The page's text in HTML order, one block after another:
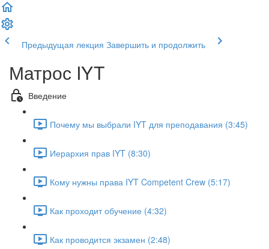
Предыдущая лекция Завершить и продолжить
Матрос IYT
Введение
Почему мы выбрали IYT для преподавания (3:45)
Иерархия прав IYT (8:30)
Кому нужны права IYT Competent Crew (5:17)
Как проходит обучение (4:32)
Как проводится экзамен (2:48)